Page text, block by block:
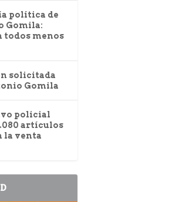
política de
Gomila:
todos menos
solicitada
Gomila
policial
artículos
la venta